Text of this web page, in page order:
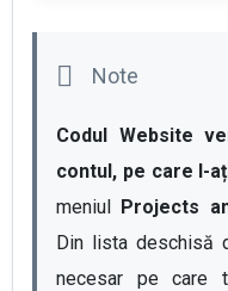
Codul Website
contul, pe care l-
meniul Projects
Din lista deschisă
necesar pe care